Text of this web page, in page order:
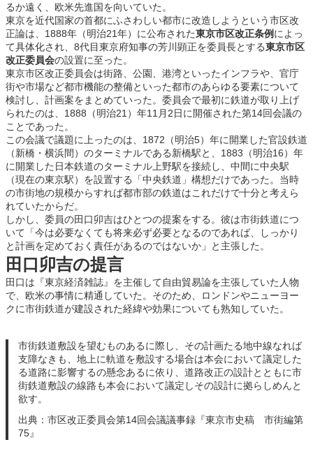
るか遠く、欧米先進国を向いていた。
東京を近代国家の首都にふさわしい都市に改造しようという市区改
正論は、1888年（明治21年）に公布された東京市区改正条例によっ
て具体化され、8代目東京府知事の芳川顕正を委員長とする東京市区
改正委員会の設置に至った。
東京市区改正委員会は街路、公園、港湾といったインフラや、官庁
街や市場など都市機能の整備といった都市のあらゆる要素について
検討し、計画案をまとめていった。委員会で最初に鉄道が取り上げ
られたのは、1888（明治21）年11月2日に開催された第14回会議の
ことであった。
この会議で議題に上ったのは、1872（明治5）年に開業した官設鉄道
（新橋・横浜間）のターミナルである新橋駅と、1883（明治16）年
に開業した日本鉄道のターミナル上野駅を接続し、中間に中央駅
（現在の東京駅）を設置する「中央鉄道」構想だけであった。当時
の市街地の規模からすれば都市部の鉄道はこれだけで十分と考えら
れていたからだ。
しかし、委員の田口卯吉はひとつの提案をする。彼は市街鉄道につ
いて「今は必要なくても将来必ず必要となるのであれば、しっかり
と計画を定めておく責任があるのではないか」と主張した。
田口卯吉の提言
田口は『東京経済雑誌』を主催して自由貿易論を主張していた人物
で、欧米の事情に精通していた。そのため、ロンドンやニューヨー
クに市街鉄道が建設された経緯や効果についても熟知していた。
市街鉄道敷設を望むものあるに際し、その計画たる地中線なれば
支障なきも、地上に軌道を敷設する場合は本会において議定した
る道路に影響するの懸念あるに依り、道路改正の設計とともに市
街鉄道敷設の線路も本会において議定しその設計に拠らしめんと
欲す。
出典：市区改正委員会第14回会議議事録『東京市史稿 市街編第
75』